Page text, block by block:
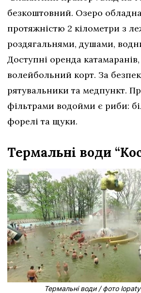
безкоштовний. Озеро
протяжністю 2 кілометри з
роздягальнями, душами,
Доступні оренда
волейбольний корт. За
рятувальники та медпункт.
фільтрами водойми є риби:
форелі та щуки.
Термальні води
Термальні води / фото